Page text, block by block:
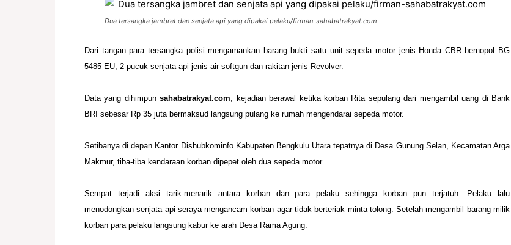
Dua tersangka jambret dan senjata api yang dipakai pelaku/firman-sahabatrakyat.com
Dari tangan para tersangka polisi mengamankan barang bukti satu unitsepeda motor jenis Honda CBR bernopol BG
5485 EU, 2 pucuk senjata api jenis air softgun dan rakitan jenis Revolver.
Data yang dihimpunsahabatrakyat.com, kejadian berawal ketika korban Rita sepulang dari mengambil uang di Bank
BRI sebesar Rp 35 juta bermaksud langsung pulang ke rumah mengendarai sepeda motor.
Setibanya di depan Kantor Dishubkominfo Kabupaten Bengkulu Utaratepatnya di Desa Gunung Selan, Kecamatan Arga
Makmur, tiba-tiba kendaraan korban dipepet oleh dua sepeda motor.
Sempat terjadi aksi tarik-menarik antara korban dan para pelaku sehingga
korban pun terjatuh. Pelaku lalu
menodongkan senjata api serayamengancam korban agar tidak berteriak minta tolong. Setelah mengambil
barang milik
korban para pelaku langsung kabur ke arah Desa Rama Agung.